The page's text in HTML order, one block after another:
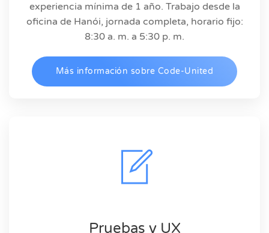
experiencia mínima de 1 año. Trabajo desde la
oficina de Hanói, jornada completa, horario fijo:
8:30 a. m. a 5:30 p. m.
Más información sobre Code-United
Pruebas y UX